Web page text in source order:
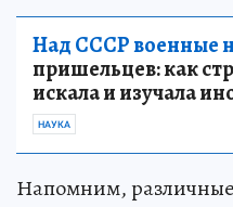
Над СССР военные
пришельцев: как
искала и изучала
НАУКА
Напомним,